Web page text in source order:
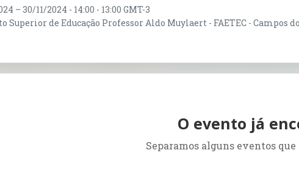
– 30/11/2024 - 14:00 - 13:00 GMT-3
Superior de Educação Professor Aldo Muylaert - FAETEC - Campos
O evento já
Separamos alguns eventos